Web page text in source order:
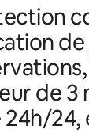
de 3